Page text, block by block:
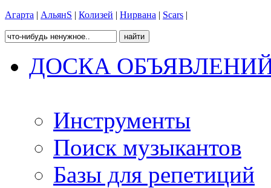
Агарта | АльянS | Колизей | Нирвана | Scars |
ДОСКА
Инструменты
Поиск музыкантов
Базы для репетиций